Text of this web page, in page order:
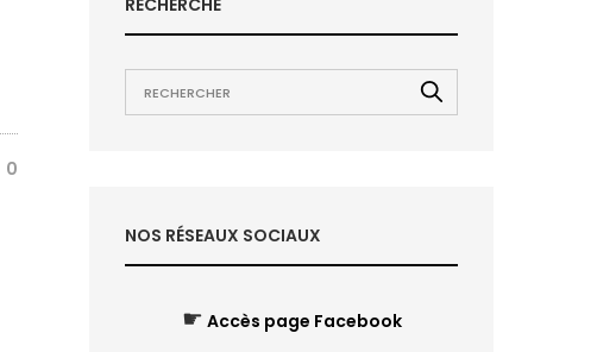
0
RECHERCHE
NOS RÉSEAUX SOCIAUX
☛ Accès page Facebook